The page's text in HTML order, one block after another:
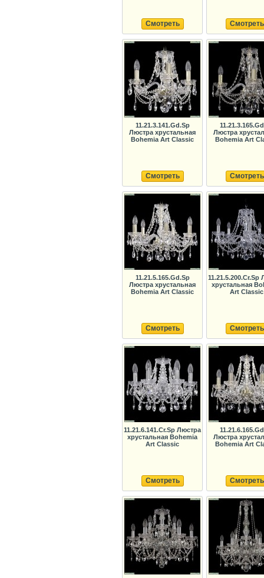
Смотреть Смотреть
11.21.3.141.Gd.Sp
Люстра хрустальная
Bohemia Art Classic
Смотреть
Люстра
Bohemia Art
Смотреть
11.21.5.165.Gd.Sp
Люстра хрустальная
Bohemia Art Classic
Смотреть
11.21.5.200.Cr.Sp
хрустальная
Art Classic
Смотреть
11.21.6.141.Cr.Sp Люстра
хрустальная Bohemia
Art Classic
Смотреть
Люстра
Bohemia Art
Смотреть